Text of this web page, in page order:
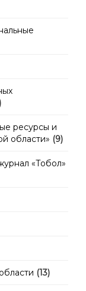
ресурсы и
области» (9)
«Тобол»
(13)